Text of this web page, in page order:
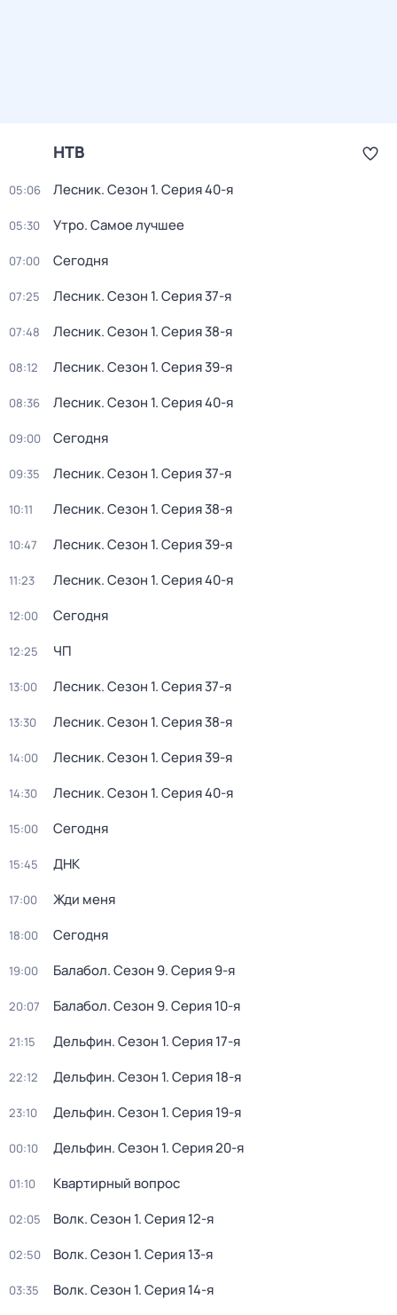
НТВ
05:06 Лесник. Сезон 1. Серия 40-я
05:30 Утро. Самое лучшее
07:00 Сегодня
07:25 Лесник. Сезон 1. Серия 37-я
07:48 Лесник. Сезон 1. Серия 38-я
08:12 Лесник. Сезон 1. Серия 39-я
08:36 Лесник. Сезон 1. Серия 40-я
09:00 Сегодня
09:35 Лесник. Сезон 1. Серия 37-я
10:11 Лесник. Сезон 1. Серия 38-я
10:47 Лесник. Сезон 1. Серия 39-я
11:23 Лесник. Сезон 1. Серия 40-я
12:00 Сегодня
12:25 ЧП
13:00 Лесник. Сезон 1. Серия 37-я
13:30 Лесник. Сезон 1. Серия 38-я
14:00 Лесник. Сезон 1. Серия 39-я
14:30 Лесник. Сезон 1. Серия 40-я
15:00 Сегодня
15:45 ДНК
17:00 Жди меня
18:00 Сегодня
19:00 Балабол. Сезон 9. Серия 9-я
20:07 Балабол. Сезон 9. Серия 10-я
21:15 Дельфин. Сезон 1. Серия 17-я
22:12 Дельфин. Сезон 1. Серия 18-я
23:10 Дельфин. Сезон 1. Серия 19-я
00:10 Дельфин. Сезон 1. Серия 20-я
01:10 Квартирный вопрос
02:05 Волк. Сезон 1. Серия 12-я
02:50 Волк. Сезон 1. Серия 13-я
03:35 Волк. Сезон 1. Серия 14-я